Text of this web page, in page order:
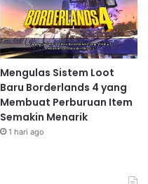
Mengulas Sistem Loot
Baru Borderlands 4 yang
Membuat Perburuan Item
Semakin Menarik
1 hari ago